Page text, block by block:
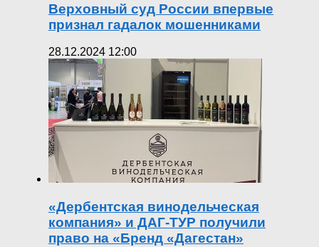
Верховный суд России впервые
признал гадалок мошенниками
28.12.2024 12:00
«Дербентская винодельческая
компания» и ДАГ-ТУР получили
право на «Бренд «Дагестан»